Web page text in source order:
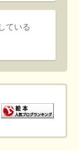
ている